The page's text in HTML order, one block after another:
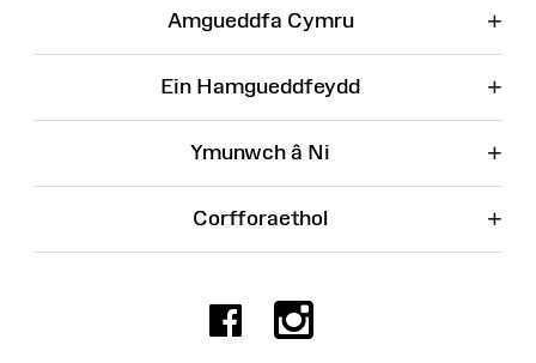
Amgueddfa Cymru +
Ein Hamgueddfeydd +
Ymunwch â Ni +
Corfforaethol +
Facebook